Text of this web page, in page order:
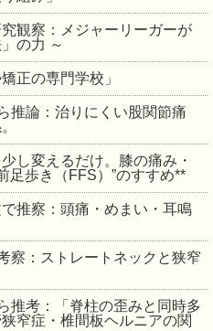
観察：メジャーリーガーが
の力 ～
正の専門学校」
推論：治りにくい股関節痛
し変えるだけ。膝の痛み・
足歩き（FFS）”のすすめ**
推察：頭痛・めまい・耳鳴
察：ストレートネックと狭窄
推考：「脊柱の歪みと同時多
窄症・椎間板ヘルニアの関